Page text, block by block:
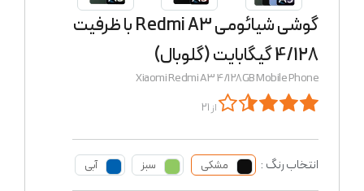
گوشی شیائومی Redmi A3 با ظرفیت
4/128 گیگابایت (گلوبال)
Xiaomi Redmi A3 4/128GB Mobile Phone
از 21
انتخاب رنگ : مشکی سبز آبی